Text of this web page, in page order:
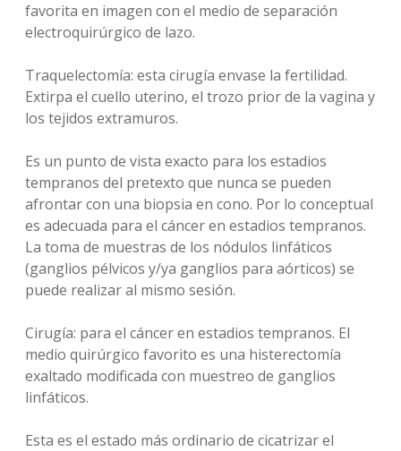
favorita en imagen con el medio de separación
electroquirúrgico de lazo.
Traquelectomía: esta cirugía envase la fertilidad.
Extirpa el cuello uterino, el trozo prior de la vagina y
los tejidos extramuros.
Es un punto de vista exacto para los estadios
tempranos del pretexto que nunca se pueden
afrontar con una biopsia en cono. Por lo conceptual
es adecuada para el cáncer en estadios tempranos.
La toma de muestras de los nódulos linfáticos
(ganglios pélvicos y/ya ganglios para aórticos) se
puede realizar al mismo sesión.
Cirugía: para el cáncer en estadios tempranos. El
medio quirúrgico favorito es una histerectomía
exaltado modificada con muestreo de ganglios
linfáticos.
Esta es el estado más ordinario de cicatrizar el